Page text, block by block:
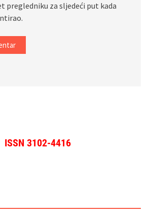
pregledniku za sljedeći put kada
ISSN 3102-4416